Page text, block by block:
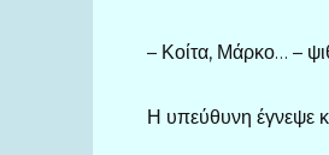
– Κοίτα, Μάρκο… –
Η υπεύθυνη έγνεψε